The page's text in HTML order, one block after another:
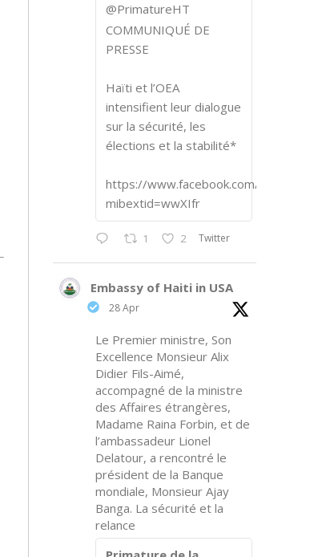
@PrimatureHT
COMMUNIQUÉ DE
PRESSE
Haïti et l’OEA
intensifient leur dialogue
sur la sécurité, les
élections et la stabilité*
https://www.facebook.com/share/p/
mibextid=wwXIfr
1 2 Twitter
Embassy of Haiti in USA
28 Apr
Le Premier ministre, Son
Excellence Monsieur Alix
Didier Fils-Aimé,
accompagné de la ministre
des Affaires étrangères,
Madame Raina Forbin, et de
l’ambassadeur Lionel
Delatour, a rencontré le
président de la Banque
mondiale, Monsieur Ajay
Banga. La sécurité et la
relance